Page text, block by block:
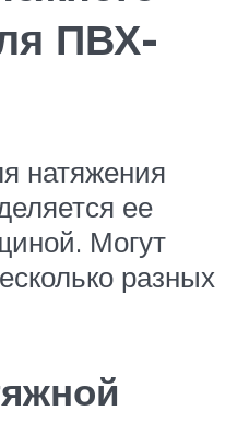
ПВХ-
натяжения
ее
Могут
разных